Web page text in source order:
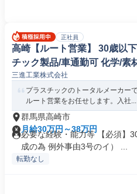
正社員
高崎【ルート営業】 30歳以
チック製品/車通勤可 化学/素
三進工業株式会社
プラスチックのトータルメーカー
ルート営業をお任せします。入社...
群馬県高崎市
月給30万円～38万円
必要な経験・能力等 【必須】
成の為 例外事由3号のイ） ...
転勤なし